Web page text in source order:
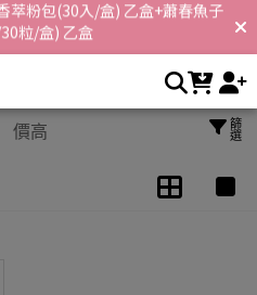
活
滿3000再享折扣$100 !
價高 篩選